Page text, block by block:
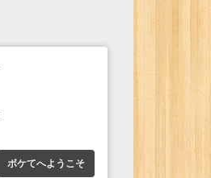
ボケてへようこそ